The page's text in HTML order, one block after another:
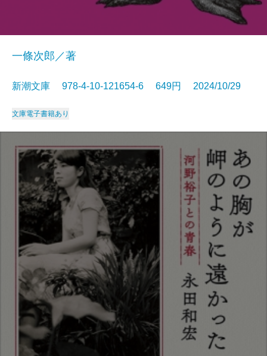
一條次郎／著
新潮文庫 978-4-10-121654-6 649円 2024/10/29
文庫電子書籍あり